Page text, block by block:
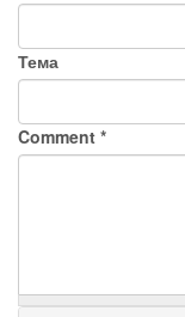
Тема
Comment *